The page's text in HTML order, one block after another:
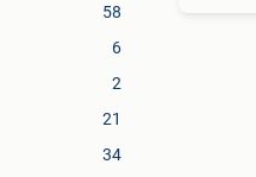
58
6
2
21
34